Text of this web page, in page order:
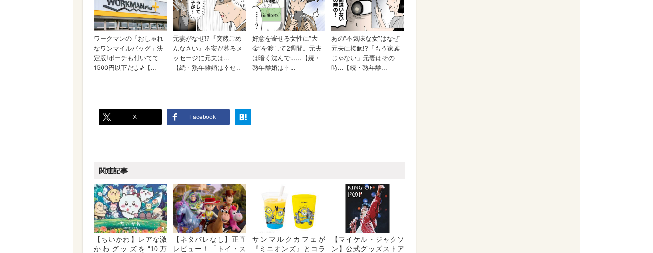
X Facebook
関連記事
【ちいかわ】レアな激
かわグッズを“10万
【ネタバレなし】正直
レビュー！「トイ・ス
サンマルクカフェが
『ミニオンズ』とコラ
【マイケル・ジャクソ
ン】公式グッズストア